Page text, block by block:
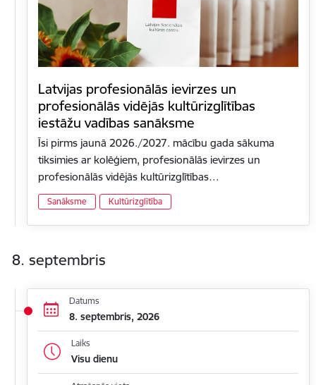
Latvijas profesionālās ievirzes un
profesionālās vidējās kultūrizglītības
iestāžu vadības sanāksme
Īsi pirms jaunā 2026./2027. mācību gada sākuma
tiksimies ar kolēģiem, profesionālās ievirzes un
profesionālās vidējās kultūrizglītības…
Sanāksme Kultūrizglītība
8. septembris
Datums
8. septembris, 2026
Laiks
Visu dienu